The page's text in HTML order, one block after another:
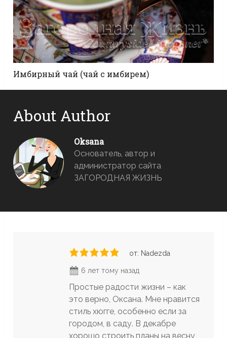
Имбирный чай (чай с имбирем)
About Author
Oksana
Основатель, автор и
администратор сайта
ЗАГОРОДНАЯ ЖИЗНЬ
от: Nadezda
6 лет тому назад
Простые радости жизни – как
это верно, Оксана. Мне нравится
стиль хюгге, особенно если за
городом, в саду. В декабре
хорошо строить планы на весну,